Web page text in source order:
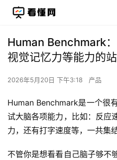
Human Benchmark：
视觉记忆力等能力的站
2026年5月20日 下午3:18 产品
Human Benchmark是一个很
试大脑各项能力，比如：反应
力，还有打字速度等，一共集
不管你是想看看自己脑子够不